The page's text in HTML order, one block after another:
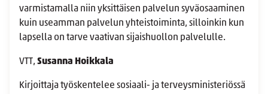
varmistamalla niin yksittäisen palvelun syväosaaminen
kuin useamman palvelun yhteistoiminta, silloinkin kun
lapsella on tarve vaativan sijaishuollon palvelulle.
VTT,Susanna Hoikkala
Kirjoittaja työskentelee sosiaali- ja terveysministeriössä